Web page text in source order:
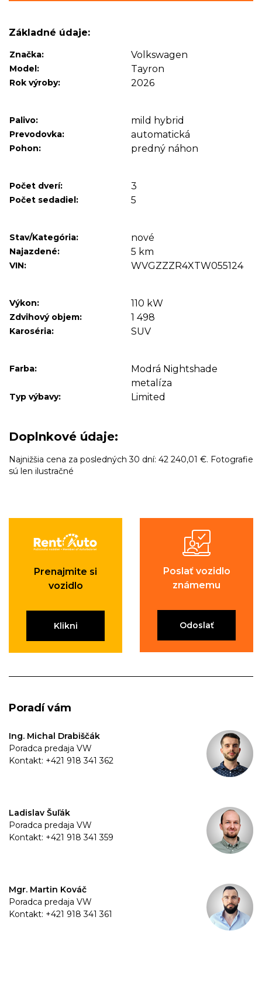
Základné údaje:
Značka: Volkswagen
Model: Tayron
Rok výroby: 2026
Palivo: mild hybrid
Prevodovka: automatická
Pohon: predný náhon
Počet dverí: 3
Počet sedadiel: 5
Stav/Kategória: nové
Najazdené: 5 km
VIN: WVGZZZR4XTW055124
Výkon: 110 kW
Zdvihový objem: 1 498
Karoséria: SUV
Farba:
Modrá Nightshade
metalíza
Typ výbavy: Limited
Doplnkové údaje:
Najnižšia cena za posledných 30 dní: 42 240,01 €. Fotografie
sú len ilustračné
Prenajmite si
vozidlo
Klikni
Poslať vozidlo
známemu
Odoslať
Poradí vám
Ing. Michal Drabiščák
Poradca predaja VW
Kontakt: +421 918 341 362
Ladislav Šuľák
Poradca predaja VW
Kontakt: +421 918 341 359
Mgr. Martin Kováč
Poradca predaja VW
Kontakt: +421 918 341 361